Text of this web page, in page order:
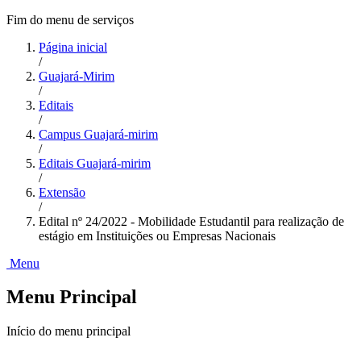
Fim do menu de serviços
Página inicial
/
Guajará-Mirim
/
Editais
/
Campus Guajará-mirim
/
Editais Guajará-mirim
/
Extensão
/
Edital nº 24/2022 - Mobilidade Estudantil para realização de
estágio em Instituições ou Empresas Nacionais
Menu
Menu Principal
Início do menu principal